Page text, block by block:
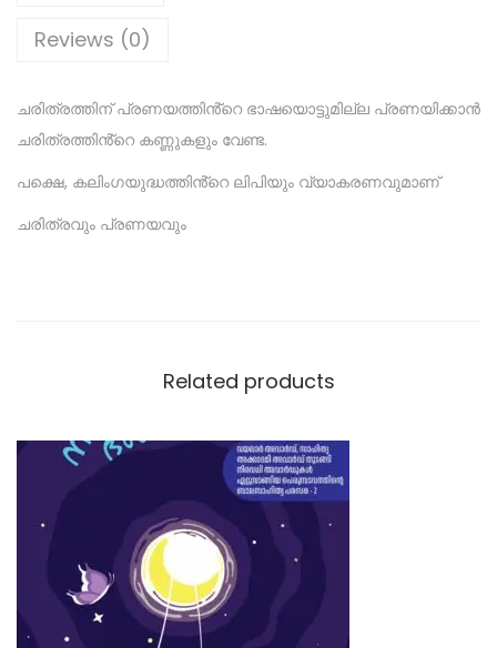
Reviews (0)
ചരിത്രത്തിന് പ്രണയത്തിൻ്റെ ഭാഷയൊട്ടുമില്ല പ്രണയിക്കാൻ
ചരിത്രത്തിൻ്റെ കണ്ണുകളും വേണ്ട.
പക്ഷെ, കലിംഗയുദ്ധത്തിൻ്റെ ലിപിയും വ്യാകരണവുമാണ്
ചരിത്രവും പ്രണയവും
Related products